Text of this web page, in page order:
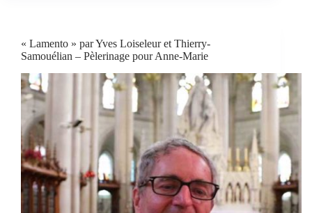
« Lamento » par Yves Loiseleur et Thierry-
Samouélian – Pèlerinage pour Anne-Marie